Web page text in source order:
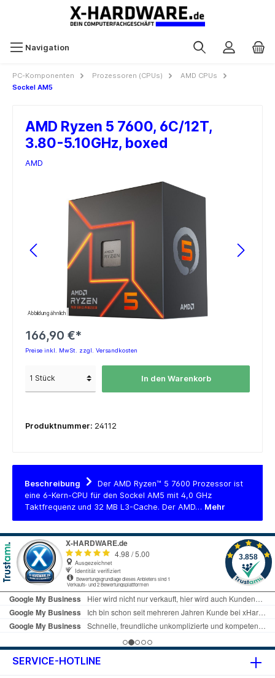
Navigation
PC-Komponenten Prozessoren (CPUs)
AMD CPUs
Sockel AM5
AMD Ryzen 5 7600, 6C/12T,
3.80-5.10GHz, boxed
AMD
Abbildung ähnlich
166,90 €*
Preise inkl. MwSt. zzgl. Versandkosten
In den Warenkorb
Produktnummer: 24112
Beschreibung
Der AMD Ryzen™ 5 7600 Prozessor ist
eine 6-Kern-CPU für den Sockel AM5 mit 4,0 GHz
Taktfrequenz und 32 MB L3-Cache. Der AMD… Mehr
SERVICE-HOTLINE